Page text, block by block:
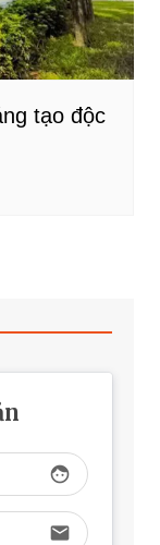
tạo độc
face
email